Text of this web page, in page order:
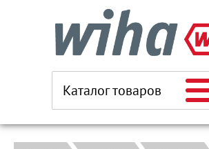
Каталог товаров